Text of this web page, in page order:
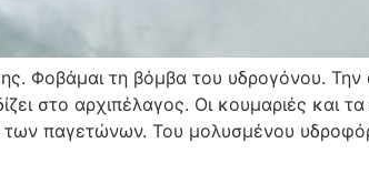
Φοβάμαι τη βόμβα του υδρογόνου.
στο αρχιπέλαγος. Οι κουμαριές και
παγετώνων. Του μολυσμένου